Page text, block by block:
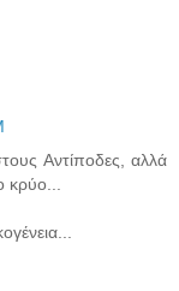
Αντίποδες, αλλά
κρύο...